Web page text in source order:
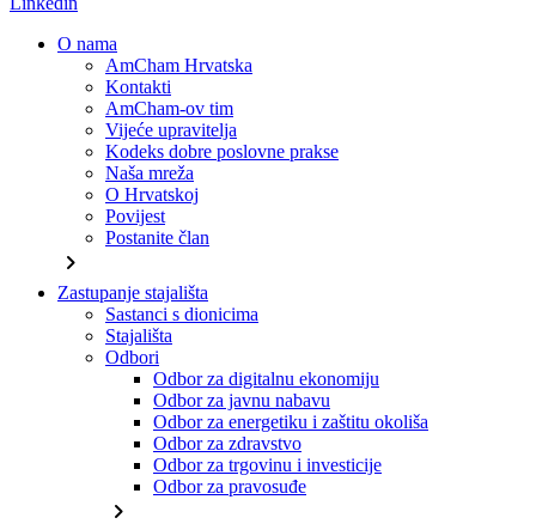
O nama
AmCham Hrvatska
Kontakti
AmCham-ov tim
Vijeće upravitelja
Kodeks dobre poslovne prakse
Naša mreža
O Hrvatskoj
Povijest
Postanite član
chevron_right
Zastupanje stajališta
Sastanci s dionicima
Stajališta
Odbori
Odbor za digitalnu ekonomiju
Odbor za javnu nabavu
Odbor za energetiku i zaštitu okoliša
Odbor za zdravstvo
Odbor za trgovinu i investicije
Odbor za pravosuđe
chevron_right